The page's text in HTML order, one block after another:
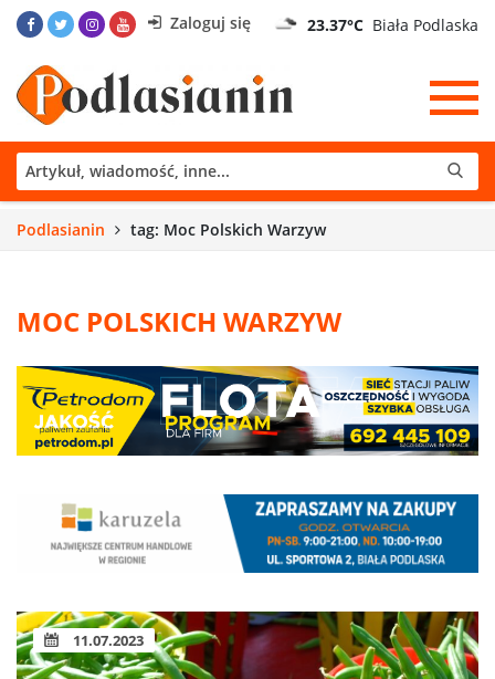
Zaloguj się 23.37°C Biała Podlaska
Podlasianin tag: Moc Polskich Warzyw
MOC POLSKICH WARZYW
11.07.2023